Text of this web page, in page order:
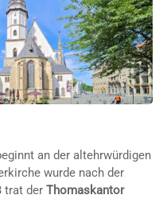
an der altehrwürdigen
wurde nach der
trat der Thomaskantor